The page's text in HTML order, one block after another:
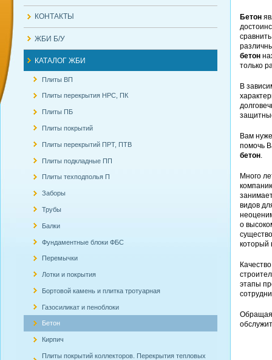
КОНТАКТЫ
ЖБИ Б/У
КАТАЛОГ ЖБИ
Плиты ВП
Плиты перекрытия НРС, ПК
Плиты ПБ
Плиты покрытий
Плиты перекрытий ПРТ, ПТВ
Плиты подкладные ПП
Плиты техподполья П
Заборы
Трубы
Балки
Фундаментные блоки ФБС
Перемычки
Лотки и покрытия
Бортовой камень и плитка тротуарная
Газосиликат и пеноблоки
Бетон
Кирпич
Плиты покрытий коллекторов. Перекрытия тепловых
Бетон
бетон
только
В
Вам
помочь
бетон.
Много
видов
о
который
этапы